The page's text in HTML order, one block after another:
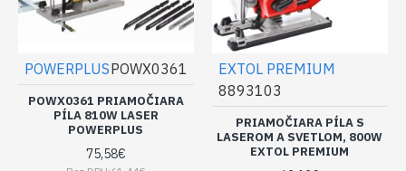
POWERPLUSPOWX0361
POWX0361 PRIAMOČIARA
PÍLA 810W LASER
POWERPLUS
75,58€
EXTOL PREMIUM
8893103
PRIAMOČIARA PÍLA S
LASEROM A SVETLOM, 800W
EXTOL PREMIUM